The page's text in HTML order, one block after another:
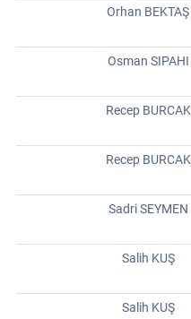
Orhan BEKTAŞ
Osman SIPAHI
Recep BURCAK
Recep BURCAK
Sadri SEYMEN
Salih KUŞ
Salih KUŞ